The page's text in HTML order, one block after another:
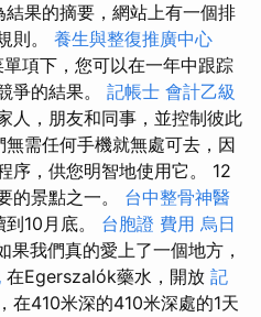
結果的摘要，網站上有一個排
則。 養生與整復推廣中心
單項下，您可以在一年中跟踪
爭的結果。 記帳士 會計乙級
人，朋友和同事，並控制彼此
無需任何手機就無處可去，因
序，供您明智地使用它。 12
的景點之一。 台中整骨神醫
10月底。 台胞證 費用 烏日
果我們真的愛上了一個地方，
在Egerszalók藥水，開放 記
在410米深的410米深處的1天